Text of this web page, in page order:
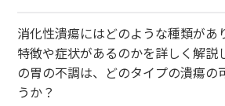
消化性潰瘍にはどのような種類があ
特徴や症状があるのかを詳しく解説
の胃の不調は、どのタイプの潰瘍の
うか？